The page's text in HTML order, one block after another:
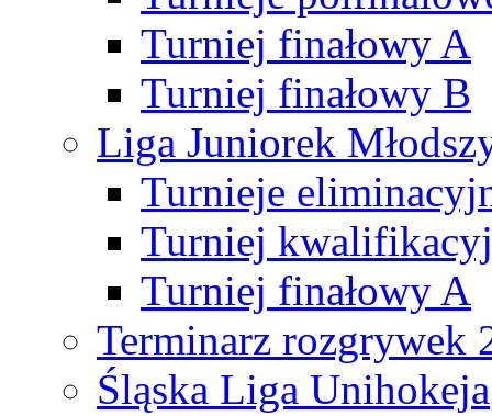
Turniej finałowy A
Turniej finałowy B
Liga Juniorek
Turnieje
Turniej
Turniej finałowy A
Terminarz rozgrywek
Śląska Liga Unihokeja